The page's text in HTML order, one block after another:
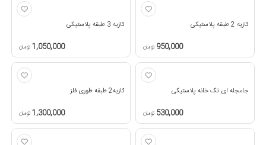
تجهیزات فروشگاهی و بانکی
دستگاه صحافی و پرس
هدایا و ست مدیریتی
وایت برد و تابلو اعلانات
کازیه 2 طبقه پلاستیکی
950,000 تومان
کازیه 3 طبقه پلاستیکی
1,050,000تومان
جامجله ای تک خانه پلاستیکی
530,000 تومان
کازیه2 طبقه طوری فلز
1,300,000تومان